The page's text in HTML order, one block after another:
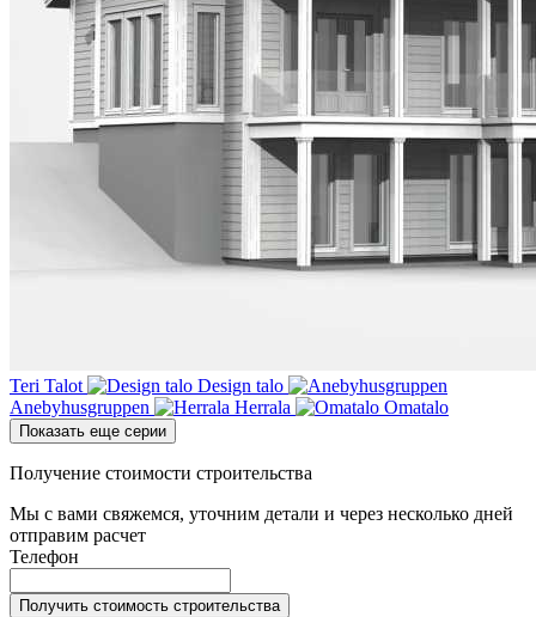
Teri Talot
Design talo
Anebyhusgruppen
Herrala Omatalo
Показать еще серии
Получение стоимости строительства
Мы с вами свяжемся, уточним детали и через несколько дней
отправим расчет
Телефон
Получить стоимость строительства